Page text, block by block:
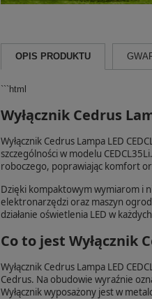
OPIS PRODUKTU
```html
Wyłącznik Cedrus
Wyłącznik Cedrus Lampa LED
szczególności w modelu
roboczego, poprawiając komfort
Dzięki kompaktowym wymiarom i
elektronarzędzi oraz maszyn
działanie oświetlenia LED w
Co to jest Wyłącznik
Wyłącznik Cedrus Lampa LED
Cedrus. Na obudowie wyraźnie
Wyłącznik wyposażony jest w